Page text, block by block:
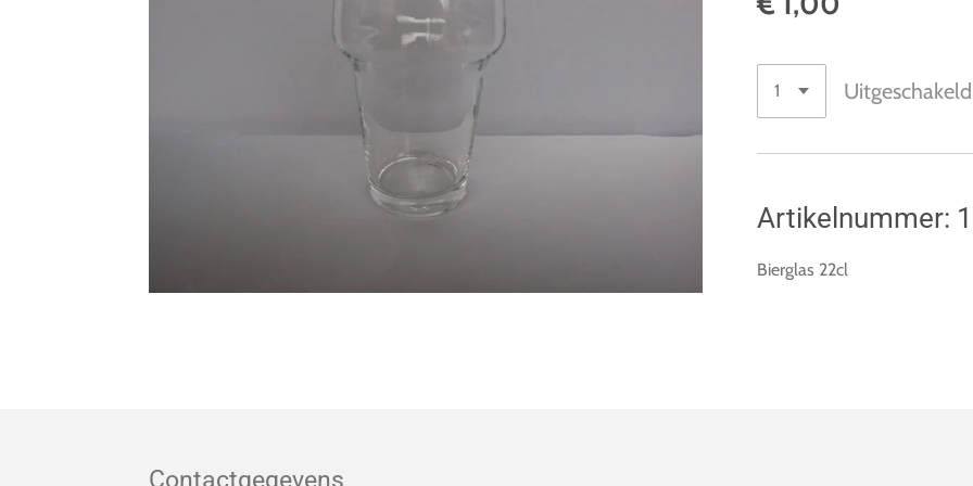
Uitgeschakeld
Artikelnummer:
Bierglas 22cl
Contactgegevens